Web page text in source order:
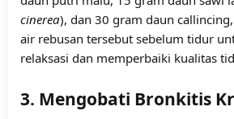
cinerea), dan 30 gram daun
air rebusan tersebut sebelum tidur
relaksasi dan memperbaiki kualitas
3. Mengobati Bronkitis